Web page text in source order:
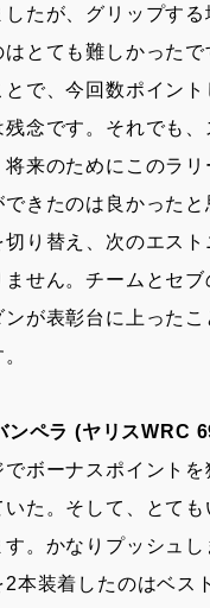
たが、グリップする
とても難しかったで
で、今回数ポイン
残念です。それでも
来のためにこのラリ
きたのは良かったと
り替え、次のエスト
ません。チームとセブ
ンが表彰台に上ったこ
ンペラ (ヤリスWRC
ボーナスポイントを
いた。そして、とて
。かなりプッシュし
本装着したのはベス